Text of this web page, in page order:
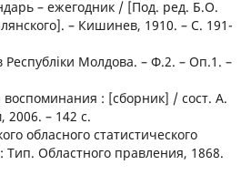
– ежегодник / [Под. ред. Б.О.
– Кишинев, 1910. – С. 191-
Республіки Молдова. – Ф.2. – Оп.1. –
: [сборник] / сост. А.
2006. – 142 с.
обласного статистического
Областного правления, 1868.